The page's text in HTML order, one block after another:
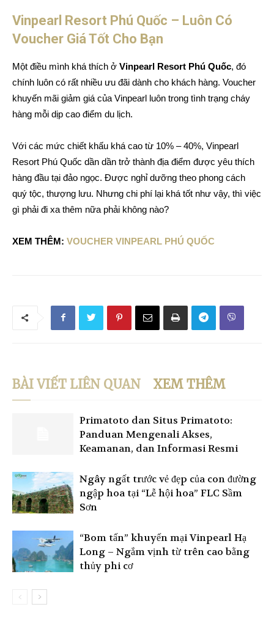
Vinpearl Resort Phú Quốc – Luôn Có
Voucher Giá Tốt Cho Bạn
Một điều mình khá thích ở Vinpearl Resort Phú Quốc, đó
chính luôn có rất nhiều ưu đãi dành cho khách hàng. Voucher
khuyến mãi giảm giá của Vinpearl luôn trong tình trạng cháy
hàng mỗi dịp cao điểm du lịch.
Với các mức chiết khấu khá cao từ 10% – 40%, Vinpearl
Resort Phú Quốc dần dần trở thành địa điểm được yêu thích
hàng đầu tại đảo ngọc. Được nghỉ dưỡng theo phong cách
quý tộc, thượng lưu. Nhưng chi phí lại khá tốt như vậy, thì việc
gì phải đi xa thêm nữa phải không nào?
XEM THÊM: VOUCHER VINPEARL PHÚ QUỐC
BÀI VIẾT LIÊN QUAN XEM THÊM
Primatoto dan Situs Primatoto:
Panduan Mengenali Akses,
Keamanan, dan Informasi Resmi
Ngây ngất trước vẻ đẹp của con đường
ngập hoa tại “Lễ hội hoa” FLC Sầm
Sơn
“Bom tấn” khuyến mại Vinpearl Hạ
Long – Ngắm vịnh từ trên cao bằng
thủy phi cơ